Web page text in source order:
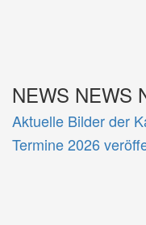
NEWS NEWS
Aktuelle Bilder der
Termine 2026